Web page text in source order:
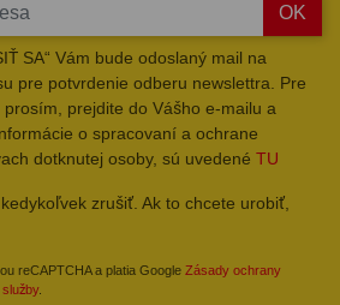
OK
SA“ Vám bude odoslaný mail na
pre potvrdenie odberu newslettra. Pre
prejdite do Vášho e-mailu a
o spracovaní a ochrane
dotknutej osoby, sú uvedené TU
zrušiť. Ak to chcete urobiť,
reCAPTCHA a platia Google Zásady ochrany
.